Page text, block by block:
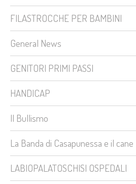
FILASTROCCHE PER BAMBINI
General News
GENITORI PRIMI PASSI
HANDICAP
Il Bullismo
La Banda di Casapunessa e il cane
LABIOPALATOSCHISI OSPEDALI